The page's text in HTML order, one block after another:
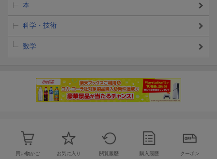
本
科学・技術
数学
買い物かご お気に入り 閲覧履歴 購入履歴 クーポン